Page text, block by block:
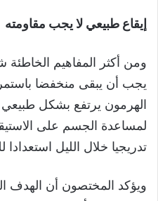
إيقاع طبيعي لا يجب مقاومته
ومن أكثر المفاهيم الخاطئة
يجب أن يبقى منخفضا
الهرمون يرتفع بشكل
لمساعدة الجسم على
تدريجيا خلال الليل استعدادا
ويؤكد المختصون أن